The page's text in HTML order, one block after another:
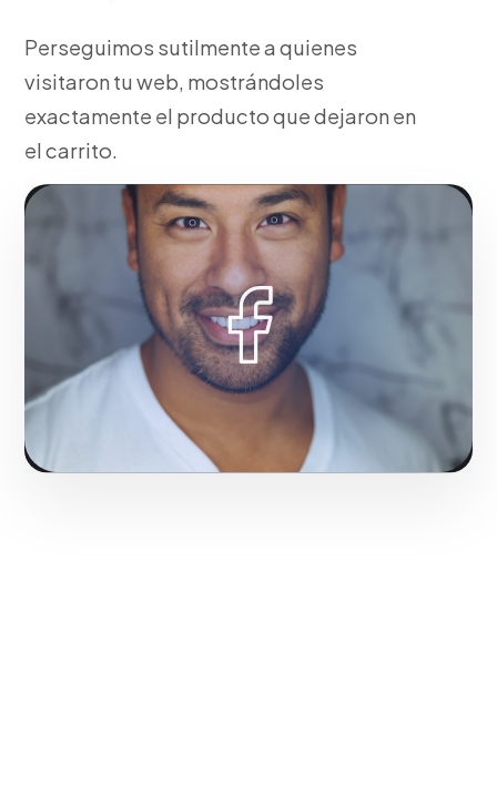
Perseguimos sutilmente a quienes
visitaron tu web, mostrándoles
exactamente el producto que dejaron en
el carrito.
Testeo A/B de creatividades gráficas.
Hacerlo realidad